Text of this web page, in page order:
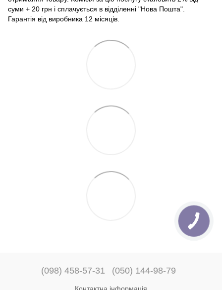
суми + 20 грн і сплачується в відділенні "Нова Пошта".
Гарантія від виробника 12 місяців.
(098) 458-57-31 (050) 144-98-79